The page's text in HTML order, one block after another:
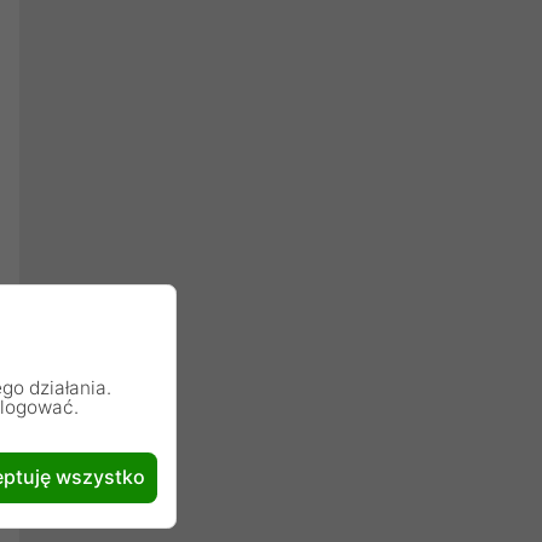
działania.
wszystko